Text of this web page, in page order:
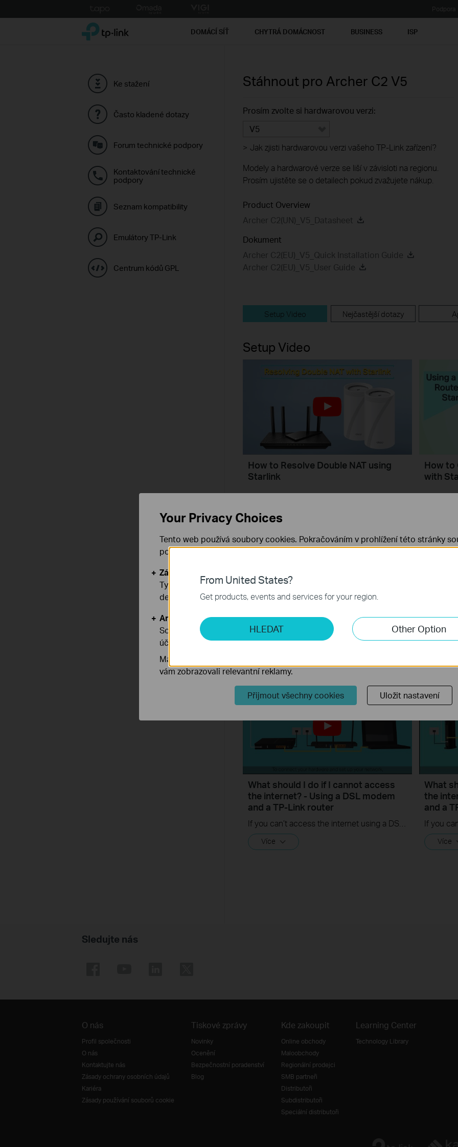
to
TP-Link, Reliably Smart DOMÁCÍ SÍŤ CHYTRÁ DOMÁCNOST BUSINESS ISP
Ke stažení
Často kladené dotazy
Forum technické podpory
Kontaktování technické
podpory
Seznam kompatibility
Emulátory TP-Link
Centrum kódů GPL
Stáhnout pro Archer C2 V5
Prosím zvolte si hardwarovou verzi:
V5
> Jak zjisti hardwarovou verzi vašeho TP-Link zařízení?
Modely a hardwarové verze se liší v závisloti na regionu.
Prosím ujistěte se o detailech pokud zvažujete nákup.
Product Overview
Archer C2(UN)_V5_Datasheet
Dokument
Archer C2(EU)_V5_Quick Installation Guide
Archer C2(EU)_V5_User Guide
Setup Video Nejčastější dotazy
Setup Video
How to Resolve Double NAT using
Starlink
How to
with
on TP-Link Routers Windows
This video will show you how to set up Address Reservation on TP-Link routers.
What should I do if I cannot access
the internet? - Using a DSL modem
and a TP-Link router
Více
What
the
and a
Více
Sledujte nás
O nás
Profil společnosti
O nás
Kontaktujte nás
Zásady ochrany osobních údajů
Kariéra
Zásady používání souborů cookie
Tiskové zprávy
Novinky
Ocenění
Bezpečnostní poradenství
Blog
Kde zakoupit
Online obchody
Maloobchody
Regionální prodejci
SMB partneři
Distributoři
Subdistributoři
Speciální distributoři
Learning Center
Technology Library
From United States?
Get products, events and services for your region.
HLEDAT Other Option
Your Privacy Choices
Tento web používá soubory cookies. Pokračováním v prohlížení této stránky
používáním našich cookies.Již nezobrazovatZjistit více.
Základní cookies
Tyto cookies jsou nezbytné pro fungování webových stránek a nelze je ve
deaktivovat.
Analytické a marketingové cookies
Soubory cookie pro nám umožňují analyzovat vaše aktivity na našich
účelem zlepšení a přizpůsobení jejich funkčnosti.
Marketingové soubory cookie mohou prostřednictvím našich webových
vám zobrazovali relevantní reklamy.
Přijmout všechny cookies Uložit nastavení